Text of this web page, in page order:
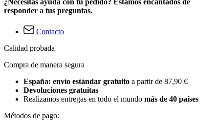
responder a tus preguntas.
Contacto
Calidad probada
Compra de manera segura
España: envío estándar gratuito a partir de 87,90 €
Devoluciones gratuitas
Realizamos entregas en todo el mundo más de 40 países
Métodos de pago: